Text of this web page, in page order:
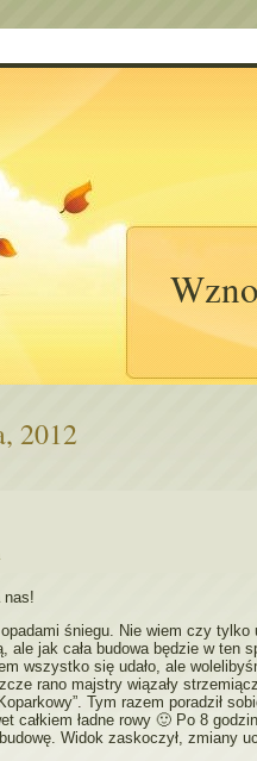
2012
nas!
śniegu. Nie wiem czy tylko
jak cała budowa będzie w ten
wszystko się udało, ale
rano majstry wiązały
Tym razem poradził
całkiem ładne rowy 🙂 Po 8
Widok zaskoczył, zmiany